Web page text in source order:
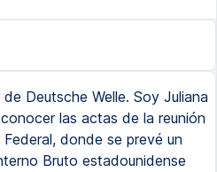
Deutsche Welle. Soy Juliana
las actas de la reunión
donde se prevé un
Bruto estadounidense